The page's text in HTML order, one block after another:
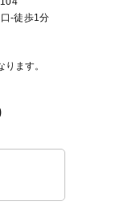
-徒歩1分
ます。